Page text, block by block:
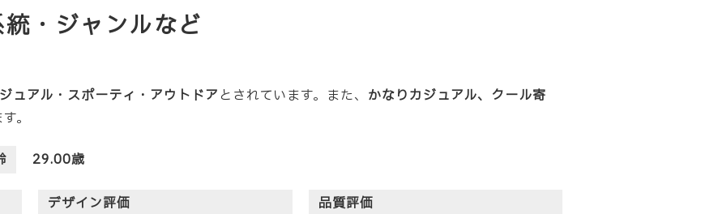
・ジャンルなど
ュアル・スポーティ・アウトドア とされています。また、 かなりカジュアル、クール寄
。
29.00歳
デザイン評価 品質評価